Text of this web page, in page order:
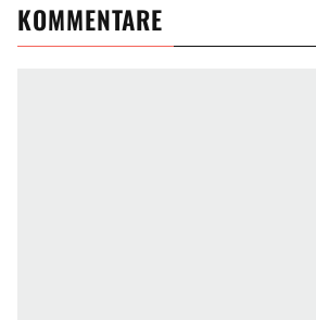
KOMMENTARE